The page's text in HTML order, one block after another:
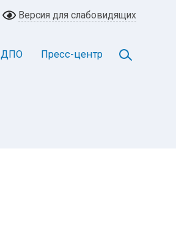
Версия для слабовидящих
ДПО Пресс-центр